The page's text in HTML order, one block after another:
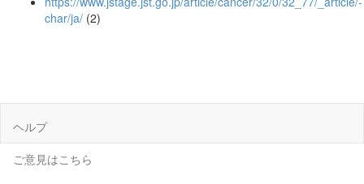
char/ja/ (2)
ヘルプ
ご意見はこちら